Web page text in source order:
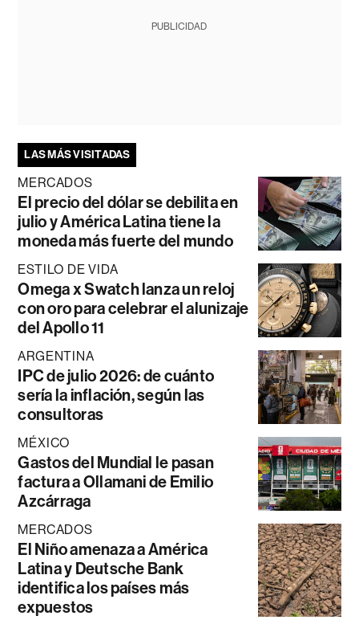
PUBLICIDAD
LAS MÁS VISITADAS
MERCADOS
El precio del dólar se debilita en
julio y América Latina tiene la
moneda más fuerte del mundo
ESTILO DE VIDA
Omega x Swatch lanza un reloj
con oro para celebrar el alunizaje
del Apollo 11
ARGENTINA
IPC de julio 2026: de cuánto
sería la inflación, según las
consultoras
MÉXICO
Gastos del Mundial le pasan
factura a Ollamani de Emilio
Azcárraga
MERCADOS
El Niño amenaza a América
Latina y Deutsche Bank
identifica los países más
expuestos